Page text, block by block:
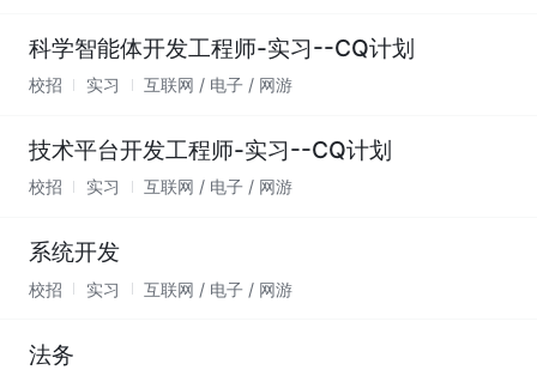
科学智能体开发工程师-实习--CQ计划
校招 实习 互联网 / 电子 / 网游
技术平台开发工程师-实习--CQ计划
校招 实习 互联网 / 电子 / 网游
系统开发
校招 实习 互联网 / 电子 / 网游
法务